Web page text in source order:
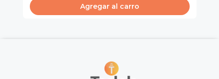
Agregar al carro